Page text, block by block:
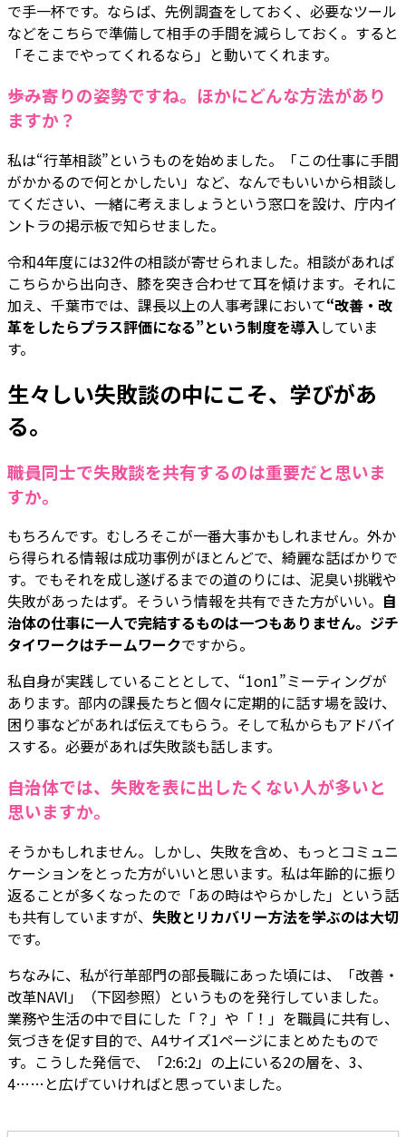
で手一杯です。ならば、先例調査をしておく、必要なツール
などをこちらで準備して相手の手間を減らしておく。すると
「そこまでやってくれるなら」と動いてくれます。
――歩み寄りの姿勢ですね。ほかにどんな方法があり
ますか？
私は“行革相談”というものを始めました。「この仕事に手間
がかかるので何とかしたい」など、なんでもいいから相談し
てください、一緒に考えましょうという窓口を設け、庁内イ
ントラの掲示板で知らせました。
令和4年度には32件の相談が寄せられました。相談があれば
こちらから出向き、膝を突き合わせて耳を傾けます。それに
加え、千葉市では、課長以上の人事考課において“改善・改
革をしたらプラス評価になる”という制度を導入していま
す。
生々しい失敗談の中にこそ、学びがあ
る。
――職員同士で失敗談を共有するのは重要だと思いま
すか。
もちろんです。むしろそこが一番大事かもしれません。外か
ら得られる情報は成功事例がほとんどで、綺麗な話ばかりで
す。でもそれを成し遂げるまでの道のりには、泥臭い挑戦や
失敗があったはず。そういう情報を共有できた方がいい。 自
治体の仕事に一人で完結するものは一つもありません。ジチ
タイワークはチームワークですから。
私自身が実践していることとして、“1on1”ミーティングが
あります。部内の課長たちと個々に定期的に話す場を設け、
困り事などがあれば伝えてもらう。そして私からもアドバイ
スする。必要があれば失敗談も話します。
――自治体では、失敗を表に出したくない人が多いと
思いますか。
そうかもしれません。しかし、失敗を含め、もっとコミュニ
ケーションをとった方がいいと思います。私は年齢的に振り
返ることが多くなったので「あの時はやらかした」という話
も共有していますが、 失敗とリカバリー方法を学ぶのは大切
です。
ちなみに、私が行革部門の部長職にあった頃には、「改善・
改革NAVI」（下図参照）というものを発行していました。
業務や生活の中で目にした「？」や「！」を職員に共有し、
気づきを促す目的で、A4サイズ1ページにまとめたもので
す。こうした発信で、「2:6:2」の上にいる2の層を、3、
4……と広げていければと思っていました。